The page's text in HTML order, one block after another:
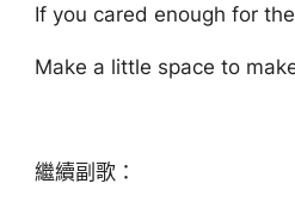
If you cared enough for
Make a little space to
繼續副歌：